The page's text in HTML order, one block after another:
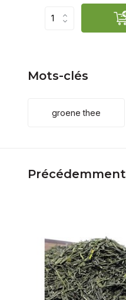
Mots-clés
groene thee